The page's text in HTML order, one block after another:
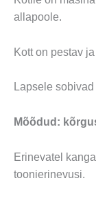
allapoole.
Kott on pestav
Lapsele
Mõõdud:
Erinevatel
toonierinevusi.